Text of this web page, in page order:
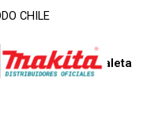
CHILE
Sierras
4" (185 mm) + Maleta